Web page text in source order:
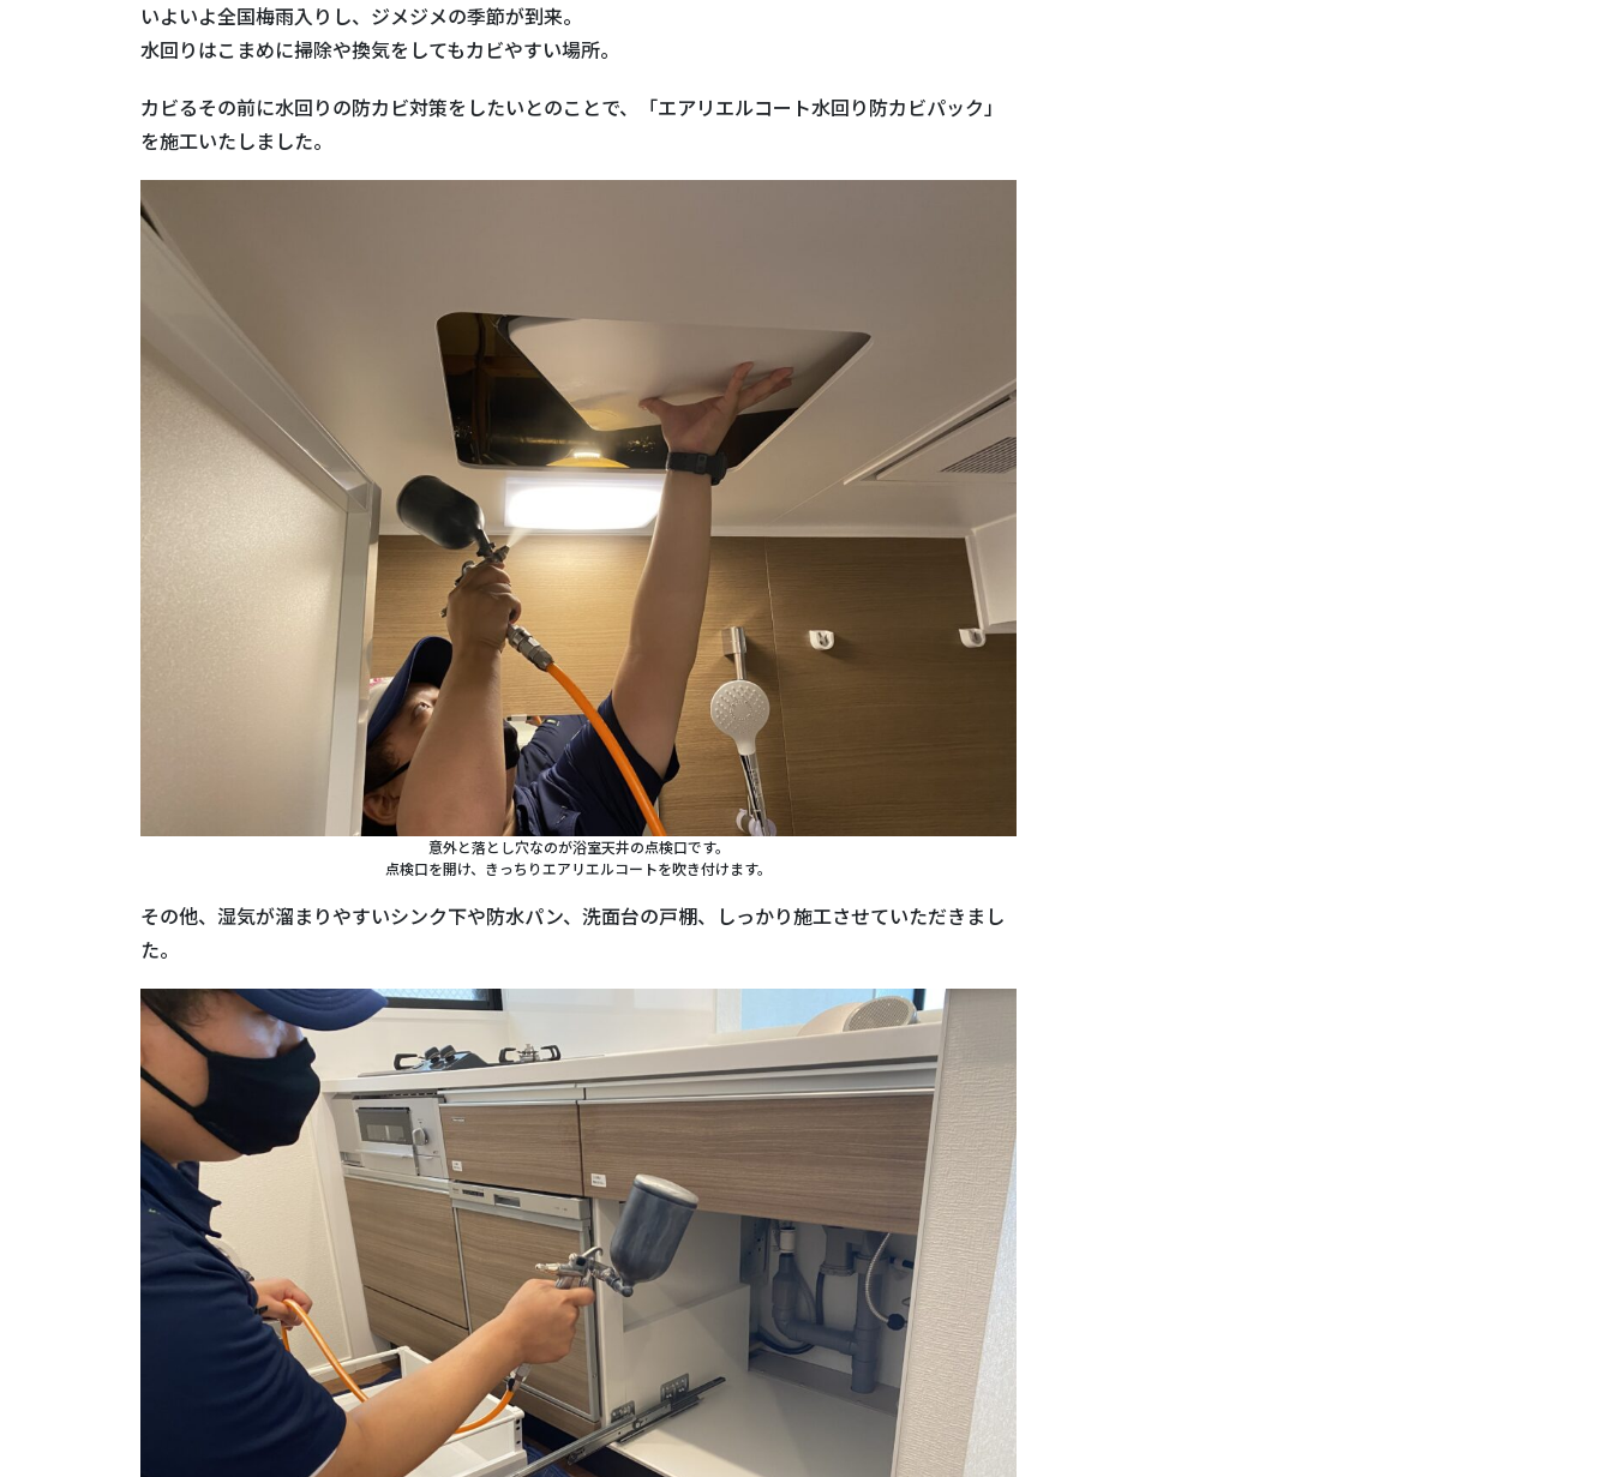
いよいよ全国梅雨入りし、ジメジメの季節が到来。
水回りはこまめに掃除や換気をしてもカビやすい場所。
カビるその前に水回りの防カビ対策をしたいとのことで、「エアリエルコート水回り防カビパック」
を施工いたしました。
意外と落とし穴なのが浴室天井の点検口です。
点検口を開け、きっちりエアリエルコートを吹き付けます。
その他、湿気が溜まりやすいシンク下や防水パン、洗面台の戸棚、しっかり施工させていただきまし
た。